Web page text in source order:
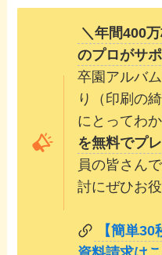
＼年間400
のプロがサ
卒園アルバ
り（印刷の
にとってわ
を無料でプ
員の皆さん
討にぜひお
【簡単